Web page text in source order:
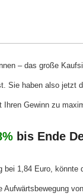
– das große
Sie haben also jetzt
Gewinn zu
bis Ende
bei 1,84 Euro, könnte